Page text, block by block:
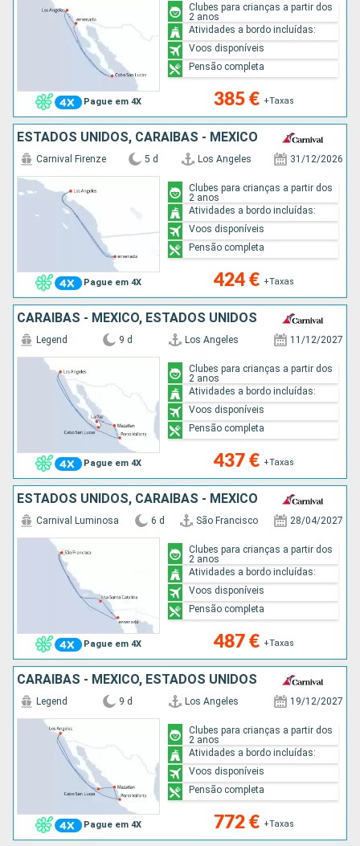
Pague em 4X 385 € +Taxas
Clubes para crianças a partir dos
2 anos
Atividades a bordo incluídas:
Voos disponíveis
Pensão completa
ESTADOS UNIDOS, CARAIBAS - MEXICO
Pague em 4X
Carnival Firenze 5 d Los Angeles 31/12/2026
424 € +Taxas
Clubes para crianças a partir dos
2 anos
Atividades a bordo incluídas:
Voos disponíveis
Pensão completa
CARAIBAS - MEXICO, ESTADOS UNIDOS
Pague em 4X
Legend 9 d Los Angeles 11/12/2027
437 € +Taxas
Clubes para crianças a partir dos
2 anos
Atividades a bordo incluídas:
Voos disponíveis
Pensão completa
ESTADOS UNIDOS, CARAIBAS - MEXICO
Pague em 4X
Carnival Luminosa 6 d São Francisco 28/04/2027
487 € +Taxas
Clubes para crianças a partir dos
2 anos
Atividades a bordo incluídas:
Voos disponíveis
Pensão completa
CARAIBAS - MEXICO, ESTADOS UNIDOS
Pague em 4X
Legend 9 d Los Angeles 19/12/2027
772 € +Taxas
Clubes para crianças a partir dos
2 anos
Atividades a bordo incluídas:
Voos disponíveis
Pensão completa